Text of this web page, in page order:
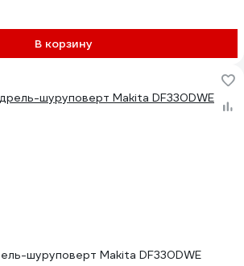
В корзину
шуруповерт Makita DF330DWE